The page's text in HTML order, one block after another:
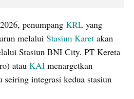
penumpang KRL yang
melalui Stasiun Karet akan
Stasiun BNI City. PT Kereta
atau KAI menargetkan
seiring integrasi kedua stasiun